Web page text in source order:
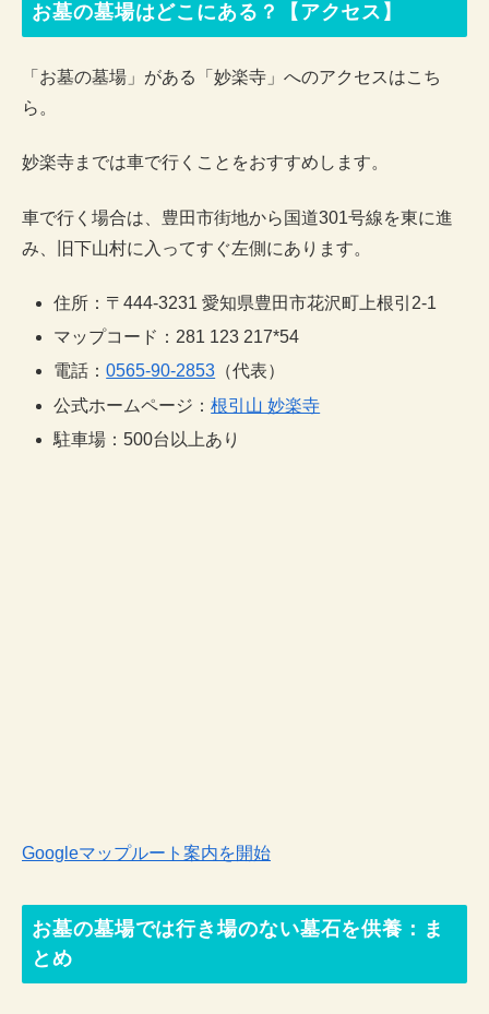
お墓の墓場はどこにある？【アクセス】
「お墓の墓場」がある「妙楽寺」へのアクセスはこち
ら。
妙楽寺までは車で行くことをおすすめします。
車で行く場合は、豊田市街地から国道301号線を東に進
み、旧下山村に入ってすぐ左側にあります。
住所：〒444-3231 愛知県豊田市花沢町上根引2-1
マップコード：281 123 217*54
電話：0565-90-2853 （代表）
公式ホームページ：根引山 妙楽寺
駐車場：500台以上あり
Googleマップルート案内を開始
お墓の墓場では行き場のない墓石を供養：ま
とめ